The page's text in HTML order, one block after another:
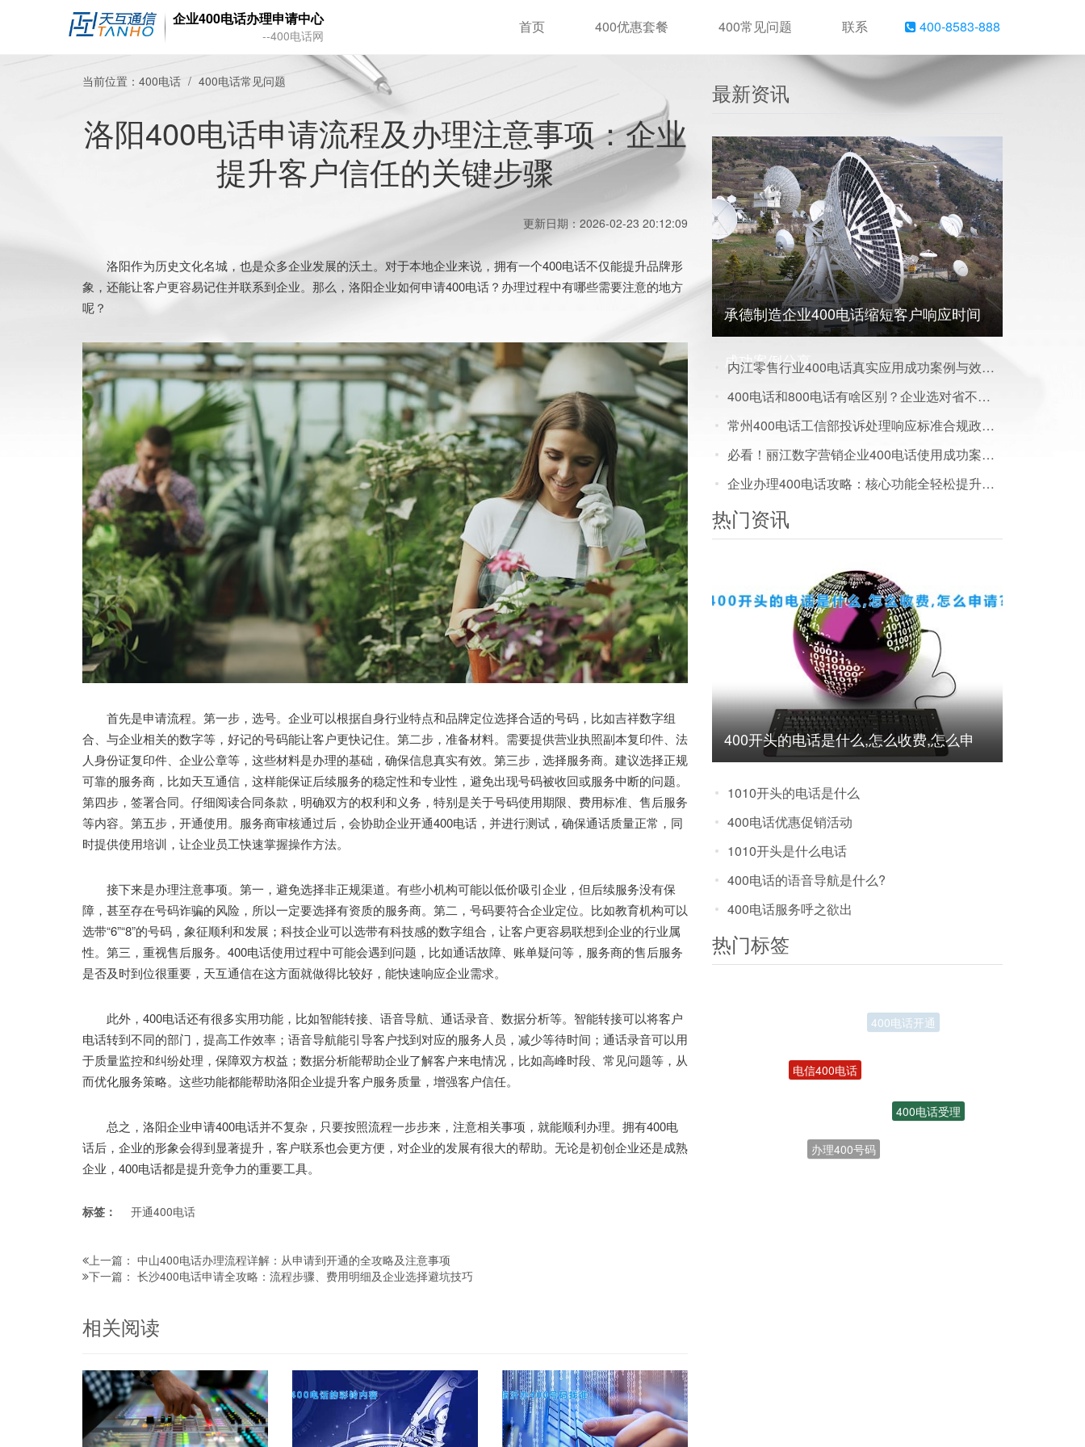
企业400电话办理申请中心
--400电话网 首页 400优惠套餐 400常见问题 联系 400-8583-888
当前位置： 400电话 400电话常见问题
洛阳400电话申请流程及办理注意事项：企业
提升客户信任的关键步骤
更新日期：2026-02-23 20:12:09
洛阳作为历史文化名城，也是众多企业发展的沃土。对于本地企业来说，拥有一个400电话不仅能提升品牌形
象，还能让客户更容易记住并联系到企业。那么，洛阳企业如何申请400电话？办理过程中有哪些需要注意的地方
呢？
首先是申请流程。第一步，选号。企业可以根据自身行业特点和品牌定位选择合适的号码，比如吉祥数字组
合、与企业相关的数字等，好记的号码能让客户更快记住。第二步，准备材料。需要提供营业执照副本复印件、法
人身份证复印件、企业公章等，这些材料是办理的基础，确保信息真实有效。第三步，选择服务商。建议选择正规
可靠的服务商，比如天互通信，这样能保证后续服务的稳定性和专业性，避免出现号码被收回或服务中断的问题。
第四步，签署合同。仔细阅读合同条款，明确双方的权利和义务，特别是关于号码使用期限、费用标准、售后服务
等内容。第五步，开通使用。服务商审核通过后，会协助企业开通400电话，并进行测试，确保通话质量正常，同
时提供使用培训，让企业员工快速掌握操作方法。
接下来是办理注意事项。第一，避免选择非正规渠道。有些小机构可能以低价吸引企业，但后续服务没有保
障，甚至存在号码诈骗的风险，所以一定要选择有资质的服务商。第二，号码要符合企业定位。比如教育机构可以
选带“6”“8”的号码，象征顺利和发展；科技企业可以选带有科技感的数字组合，让客户更容易联想到企业的行业属
性。第三，重视售后服务。400电话使用过程中可能会遇到问题，比如通话故障、账单疑问等，服务商的售后服务
是否及时到位很重要，天互通信在这方面就做得比较好，能快速响应企业需求。
此外，400电话还有很多实用功能，比如智能转接、语音导航、通话录音、数据分析等。智能转接可以将客户
电话转到不同的部门，提高工作效率；语音导航能引导客户找到对应的服务人员，减少等待时间；通话录音可以用
于质量监控和纠纷处理，保障双方权益；数据分析能帮助企业了解客户来电情况，比如高峰时段、常见问题等，从
而优化服务策略。这些功能都能帮助洛阳企业提升客户服务质量，增强客户信任。
总之，洛阳企业申请400电话并不复杂，只要按照流程一步步来，注意相关事项，就能顺利办理。拥有400电
话后，企业的形象会得到显著提升，客户联系也会更方便，对企业的发展有很大的帮助。无论是初创企业还是成熟
企业，400电话都是提升竞争力的重要工具。
标签： 开通400电话
上一篇： 中山400电话办理流程详解：从申请到开通的全攻略及注意事项
下一篇： 长沙400电话申请全攻略：流程步骤、费用明细及企业选择避坑技巧
相关阅读
最新资讯
承德制造企业400电话缩短客户响应时间
成功案例分享
内江零售行业400电话真实应用成功案例与效果数据揭秘
400电话和800电话有啥区别？企业选对省不少钱
常州400电话工信部投诉处理响应标准合规政策一文读懂
必看！丽江数字营销企业400电话使用成功案例及效果分享
企业办理400电话攻略：核心功能全轻松提升服务水平
热门资讯
400开头的电话是什么,怎么收费,怎么申
请?
1010开头的电话是什么
400电话优惠促销活动
1010开头是什么电话
400电话的语音导航是什么?
400电话服务呼之欲出
热门标签
400电话受理